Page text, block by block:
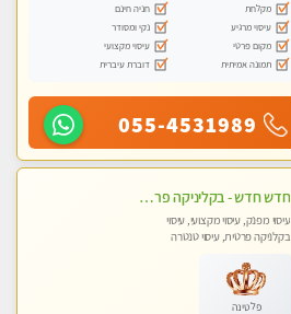
מקלחת
חניה חינם
עיסוי מרגיע
נקי ומסודר
מקום פרטי
עיסוי מקצועי
תמונה אמיתית
דוברת עיברית
055-4531989
חדש חדש - בקליניקה פרטית בהרצליה עיסוי לחידוש אנרגיות עיסוי חלומי מומלץ מאוד !
עיסוי מפנק, עיסוי מקצועי, עיסוי
בקלניקה פרטית, עיסוי טנטרה
פלטינה